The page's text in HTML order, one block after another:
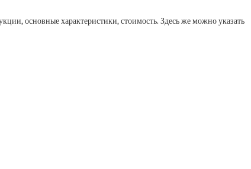
основные характеристики, стоимость. Здесь же можно указать